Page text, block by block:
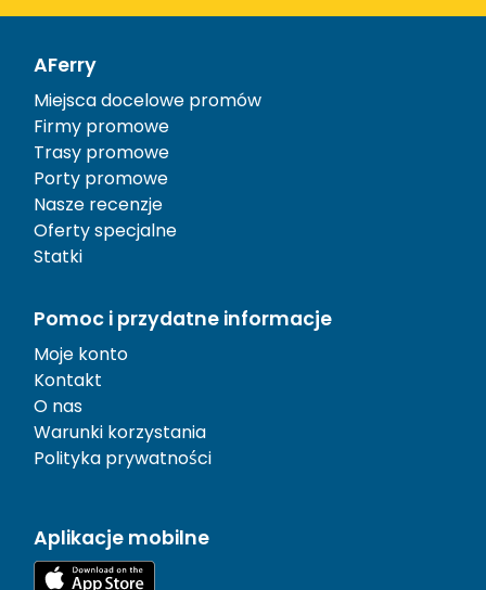
AFerry
Miejsca docelowe promów
Firmy promowe
Trasy promowe
Porty promowe
Nasze recenzje
Oferty specjalne
Statki
Pomoc i przydatne informacje
Moje konto
Kontakt
O nas
Warunki korzystania
Polityka prywatności
Aplikacje mobilne